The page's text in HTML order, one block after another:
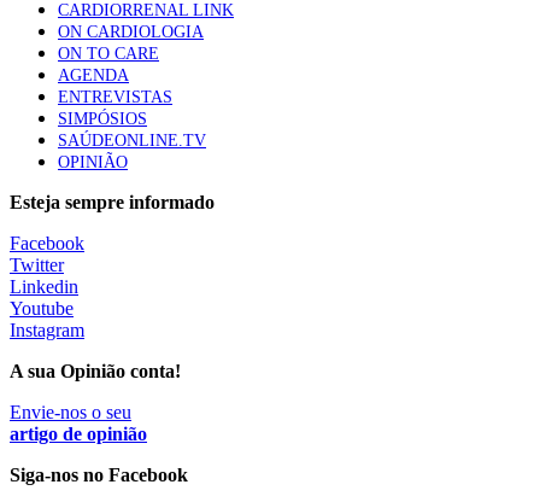
Trodelvy aprovado para primeira linha no cancro da
mama triplo negativo metastático em doentes não
elegíveis para inibidores PD-(L)1
61 visualizações
MAIS NOTÍCIAS
Ministério prepara regras para acompanhamento da gravidez
de baixo risco por enfermeiros especialistas
10 Ago, 2026
Presidente da República promulga clarificação dos incentivos a
médicos por trabalho suplementar
10 Ago, 2026|0 Comments
CARDIORRENAL LINK
ON CARDIOLOGIA
ON TO CARE
AGENDA
ENTREVISTAS
SIMPÓSIOS
SAÚDEONLINE.TV
OPINIÃO
Esteja sempre informado
Facebook
Twitter
Linkedin
Youtube
Instagram
A sua Opinião conta!
Envie-nos o seu
artigo de opinião
Siga-nos no Facebook